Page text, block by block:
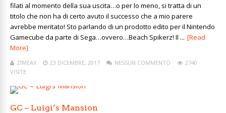
filati al momento della sua uscita…o per lo meno, si tratta di un
titolo che non ha di certo avuto il successo che a mio parere
avrebbe meritato! Sto parlando di un prodotto edito per il Nintendo
Gamecube da parte di Sega…ovvero…Beach Spikerz! Il ... [Read
More]
ZIMEAX 23 DICEMBRE, 2017 NESSUN COMMENTO
2740
VISITE
GC – Luigi’s Mansion